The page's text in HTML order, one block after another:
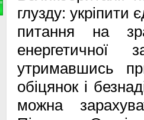
глузду: укріпити
питання на
енергетичної
утримавшись
обіцянок і
можна